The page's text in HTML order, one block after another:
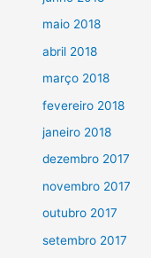
maio 2018
abril 2018
março 2018
fevereiro 2018
janeiro 2018
dezembro 2017
novembro 2017
outubro 2017
setembro 2017